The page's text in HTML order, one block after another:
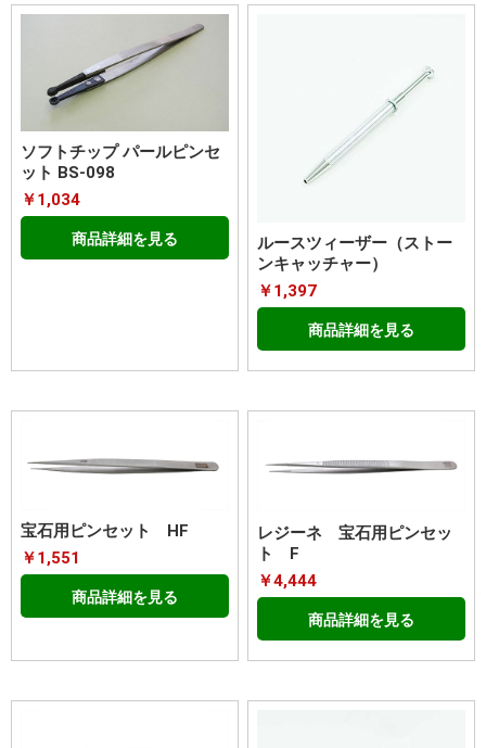
ソフトチップ パールピンセ
ット BS-098
￥1,034
商品詳細を見る
ルースツィーザー（ストー
ンキャッチャー）
￥1,397
商品詳細を見る
宝石用ピンセット HF
￥1,551
商品詳細を見る
レジーネ 宝石用ピンセッ
ト F
￥4,444
商品詳細を見る